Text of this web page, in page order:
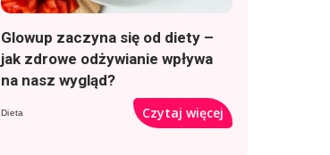
Glowup zaczyna się od diety –
jak zdrowe odżywianie wpływa
na nasz wygląd?
Dieta Czytaj więcej